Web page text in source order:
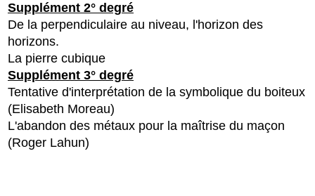
Supplément 2° degré
De la perpendiculaire au niveau, l'horizon des
horizons.
La pierre cubique
Supplément 3° degré
Tentative d'interprétation de la symbolique du boiteux
(Elisabeth Moreau)
L'abandon des métaux pour la maîtrise du maçon
(Roger Lahun)